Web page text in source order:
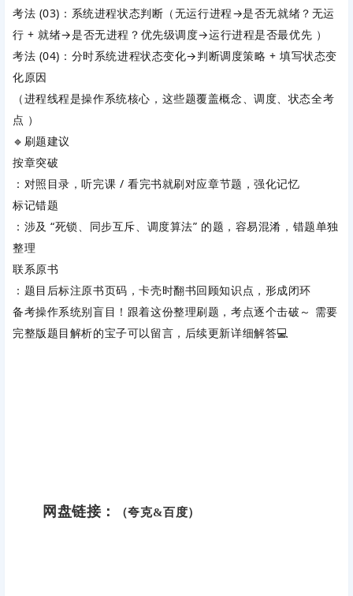
考法 (03)：系统进程状态判断（无运行进程→是否无就绪？无运
行 + 就绪→是否无进程？优先级调度→运行进程是否最优先 ）
考法 (04)：分时系统进程状态变化→判断调度策略 + 填写状态变
化原因
（进程线程是操作系统核心，这些题覆盖概念、调度、状态全考
点 ）
🔹刷题建议
按章突破
：对照目录，听完课 / 看完书就刷对应章节题，强化记忆
标记错题
：涉及 “死锁、同步互斥、调度算法” 的题，容易混淆，错题单独
整理
联系原书
：题目后标注原书页码，卡壳时翻书回顾知识点，形成闭环
备考操作系统别盲目！跟着这份整理刷题，考点逐个击破～ 需要
完整版题目解析的宝子可以留言，后续更新详细解答💻
网盘链接： （夸克&百度）